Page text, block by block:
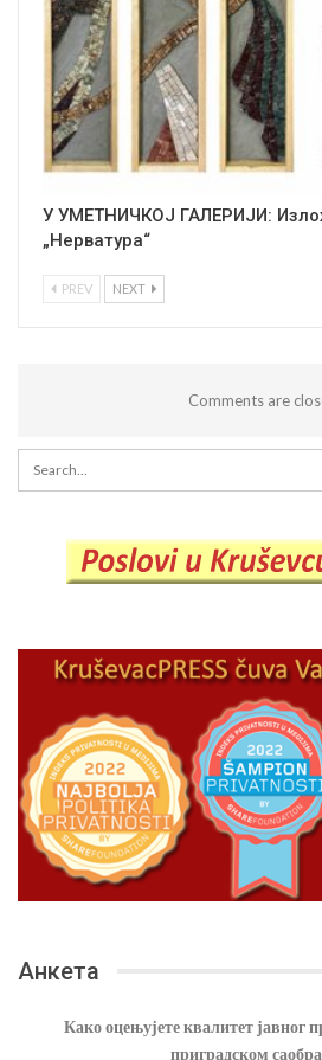
У УМЕТНИЧКОЈ ГАЛЕРИЈИ:
„Нерватура“
PREV NEXT
Comments are
Анкета
Како оцењујете квалитет јавног
приградском